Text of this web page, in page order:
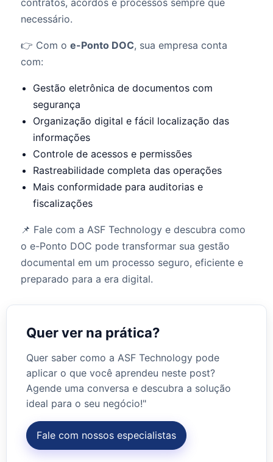
necessário.
👉 Com o e-Ponto DOC, sua empresa conta
com:
Gestão eletrônica de documentos com
segurança
Organização digital e fácil localização das
informações
Controle de acessos e permissões
Rastreabilidade completa das operações
Mais conformidade para auditorias e
fiscalizações
📌 Fale com a ASF Technology e descubra como
o e-Ponto DOC pode transformar sua gestão
documental em um processo seguro, eficiente e
preparado para a era digital.
Quer ver na prática?
Quer saber como a ASF Technology pode
aplicar o que você aprendeu neste post?
Agende uma conversa e descubra a solução
ideal para o seu negócio!"
Fale com nossos especialistas